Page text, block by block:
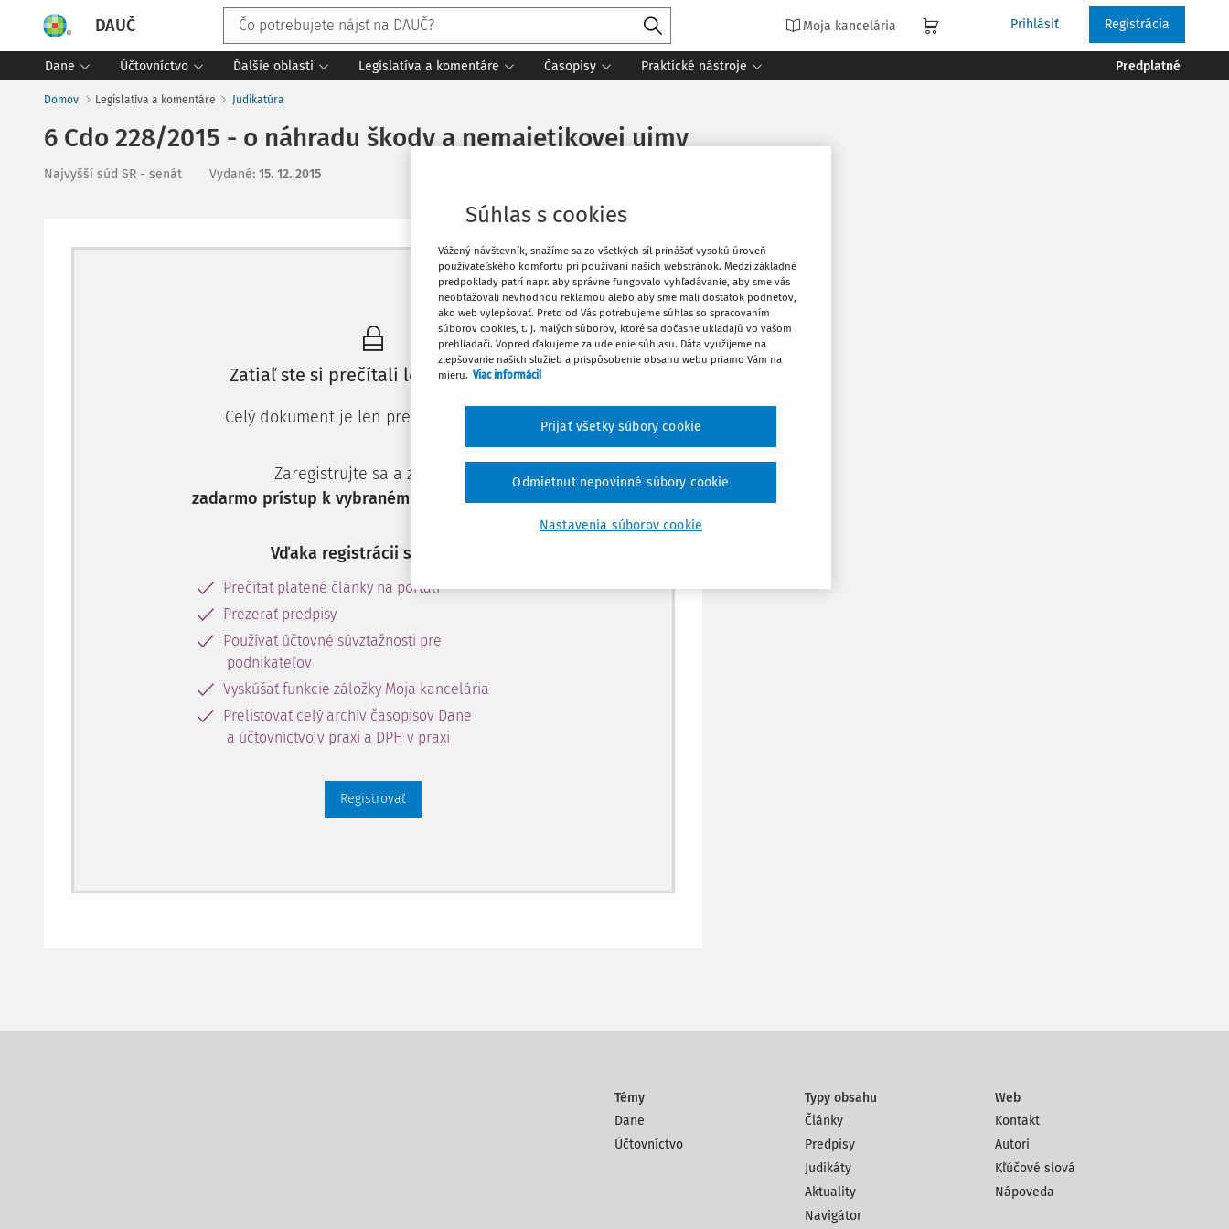
DAUČ Moja kancelária Prihlásiť Registrácia
Dane Účtovníctvo Ďalšie oblasti Legislatíva a komentáre Časopisy Praktické nástroje Predplatné
Domov Legislatíva a komentáre Judikatúra
6 Cdo 228/2015 - o náhradu škody a nemajetjkovej ujmy
Najvyšší súd SR - senát Vydané: 15. 12. 2015
Máte predplatné? Prihláste sa
Zatiaľ ste si prečítali len začiatok...
Celý dokument je len pre predplatiteľov.
Zaregistrujte sa a získajte
zadarmo prístup k vybranému obsahu na 10 dní.
Vďaka registrácii si môžete
Prečítať platené články na portáli
Prezerať predpisy
Používať účtovné súvzťažnosti pre
podnikateľov
Vyskúšať funkcie záložky Moja kancelária
Prelistovať celý archív časopisov Dane
a účtovníctvo v praxi a DPH v praxi
Registrovať
Obľúbené
Stiahnuť
Vytlačiť
Témy
Dane
Účtovníctvo
Typy obsahu
Články
Predpisy
Judikáty
Aktuality
Navigátor
Web
Kontakt
Autori
Kľúčové slová
Nápoveda
Súhlas s cookies
Vážený návštevník, snažíme sa zo všetkých síl prinášať vysokú úroveň
používateľského komfortu pri používaní našich webstránok. Medzi základné
predpoklady patrí napr. aby správne fungovalo vyhľadávanie, aby sme vás
neobťažovali nevhodnou reklamou alebo aby sme mali dostatok podnetov,
ako web vylepšovať. Preto od Vás potrebujeme súhlas so spracovaním
súborov cookies, t. j. malých súborov, ktoré sa dočasne ukladajú vo vašom
prehliadači. Vopred ďakujeme za udelenie súhlasu. Dáta využijeme na
zlepšovanie našich služieb a prispôsobenie obsahu webu priamo Vám na
mieru. Viac informácií
Nastavenia súborov cookie
Odmietnut nepovinné súbory cookie
Prijať všetky súbory cookie